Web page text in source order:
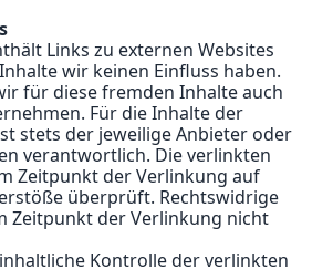
Links zu externen Websites
wir keinen Einfluss haben.
für diese fremden Inhalte auch
Für die Inhalte der
stets der jeweilige Anbieter oder
verantwortlich. Die verlinkten
Zeitpunkt der Verlinkung auf
überprüft. Rechtswidrige
Zeitpunkt der Verlinkung nicht
Kontrolle der verlinkten